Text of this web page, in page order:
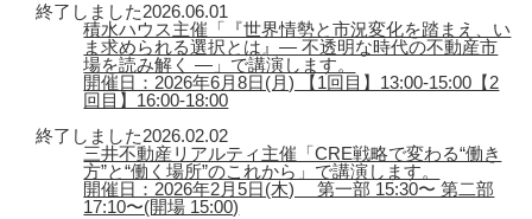
終了しました2026.06.01
積水ハウス主催「『世界情勢と市況変化を踏まえ、い
ま求められる選択とは』― 不透明な時代の不動産市
場を読み解く ―」で講演します。
開催日：2026年6月8日(月) 【1回目】13:00-15:00【2
回目】16:00-18:00
終了しました2026.02.02
三井不動産リアルティ主催「CRE戦略で変わる“働き
方”と“働く場所”のこれから」で講演します。
開催日：2026年2月5日(木) 第一部 15:30〜 第二部
17:10〜(開場 15:00)